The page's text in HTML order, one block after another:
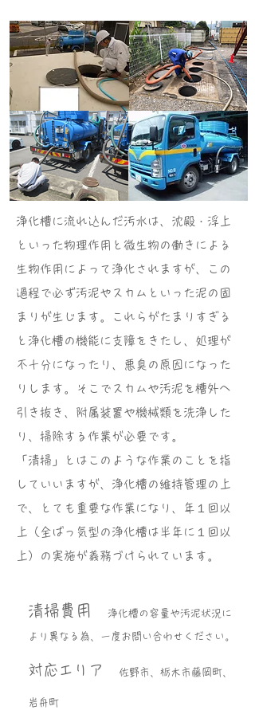
浄化槽に流れ込んだ汚水は、沈殿・浮上
といった物理作用と微生物の働きによる
生物作用によって浄化されますが、この
過程で必ず汚泥やスカムといった泥の固
まりが生じます。これらがたまりすぎる
と浄化槽の機能に支障をきたし、処理が
不十分になったり、悪臭の原因になった
りします。そこでスカムや汚泥を槽外へ
引き抜き、附属装置や機械類を洗浄した
り、掃除する作業が必要です。
「清掃」とはこのような作業のことを指
していいますが、浄化槽の維持管理の上
で、とても重要な作業になり、年１回以
上（全ばっ気型の浄化槽は半年に１回以
上）の実施が義務づけられています。
対応エリア ​佐野市、栃木市藤岡町
岩舟町
​清掃費用 浄化槽の容量や汚泥状況に
より異なる為、一度お問い合​わせください。